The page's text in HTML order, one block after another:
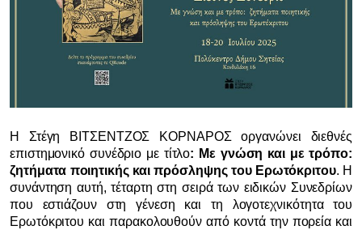
Η Στέγη ΒΙΤΣΕΝΤΖΟΣ ΚΟΡΝΑΡΟΣ οργανώνει διεθνές
επιστημονικό συνέδριο με τίτλο: Με γνώση και με τρόπο:
ζητήματα ποιητικής και πρόσληψης του Ερωτόκριτου. Η
συνάντηση αυτή, τέταρτη στη σειρά των ειδικών Συνεδρίων
που εστιάζουν στη γένεση και τη λογοτεχνικότητα του
Ερωτόκριτου και παρακολουθούν από κοντά την πορεία και